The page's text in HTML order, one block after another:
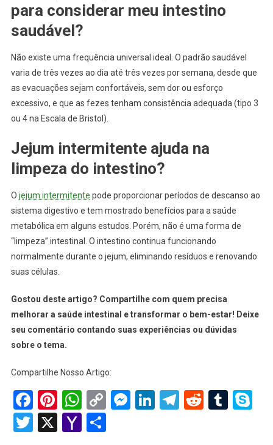
para considerar meu intestino
saudável?
Não existe uma frequência universal ideal. O padrão saudável
varia de três vezes ao dia até três vezes por semana, desde que
as evacuações sejam confortáveis, sem dor ou esforço
excessivo, e que as fezes tenham consistência adequada (tipo 3
ou 4 na Escala de Bristol).
Jejum intermitente ajuda na
limpeza do intestino?
O jejum intermitente pode proporcionar períodos de descanso ao
sistema digestivo e tem mostrado benefícios para a saúde
metabólica em alguns estudos. Porém, não é uma forma de
“limpeza” intestinal. O intestino continua funcionando
normalmente durante o jejum, eliminando resíduos e renovando
suas células.
Gostou deste artigo? Compartilhe com quem precisa
melhorar a saúde intestinal e transformar o bem-estar! Deixe
seu comentário contando suas experiências ou dúvidas
sobre o tema.
Compartilhe Nosso Artigo:
Facebook
Pinterest
WhatsApp
Copy
Link
Messenger
LinkedIn
Telegram
Reddit
Twitter
X YahooShare